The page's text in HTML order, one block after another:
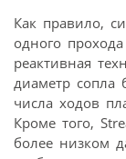
Как правило,
одного
реактивная
диаметр сопла
числа ходов
Кроме того,
более низком